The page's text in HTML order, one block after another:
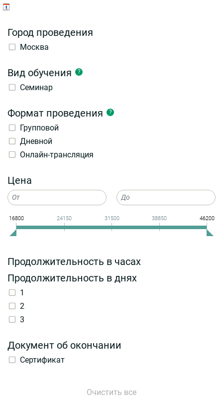
Город проведения
Москва
Вид обучения ?
Семинар
Формат проведения ?
Групповой
Дневной
Онлайн-трансляция
Цена
16800 24150 31500 38850 46200
Продолжительность в часах
Продолжительность в днях
1
2
3
Документ об окончании
Сертификат